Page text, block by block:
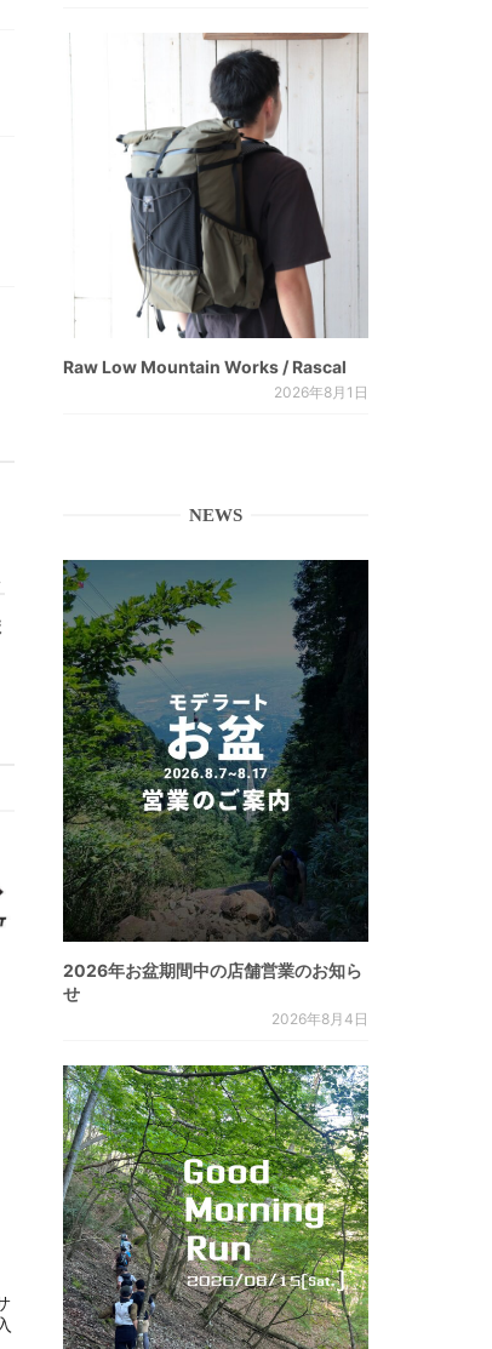
Raw Low Mountain Works / Rascal
2026年8月1日
NEWS
2026年お盆期間中の店舗営業のお知ら
せ
2026年8月4日